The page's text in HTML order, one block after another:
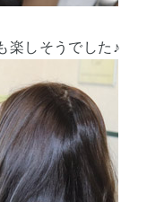
楽しそうでした♪